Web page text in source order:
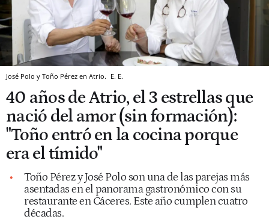
José Polo y Toño Pérez en Atrio. E. E.
40 años de Atrio, el 3 estrellas que
nació del amor (sin formación):
"Toño entró en la cocina porque
era el tímido"
Toño Pérez y José Polo son una de las parejas más
asentadas en el panorama gastronómico con su
restaurante en Cáceres. Este año cumplen cuatro
décadas.